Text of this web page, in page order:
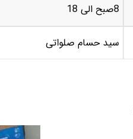
8صبح الی 18
سید حسام صلواتی